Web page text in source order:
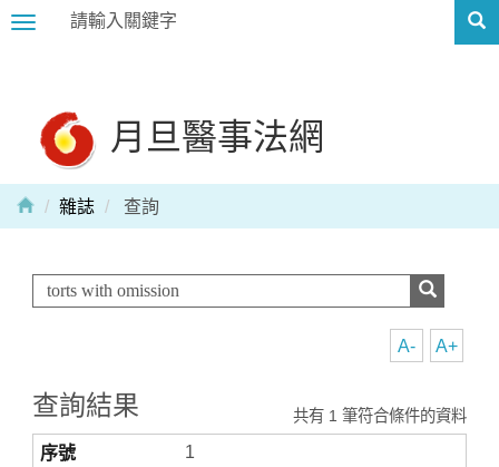
Toggle
月旦醫事法網
雜誌 查詢
A+
A-
查詢結果 共有 1 筆符合條件的資料
1